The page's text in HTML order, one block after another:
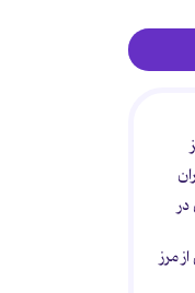
مرز